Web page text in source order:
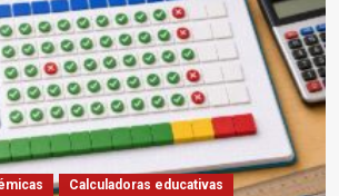
Calculadoras educativas